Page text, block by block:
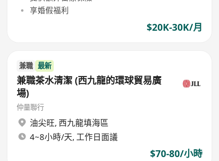
享婚假福利
$20K-30K/月
兼職 最新
兼職茶水清潔 (西九龍的環球貿易廣
場)
仲量聯行
油尖旺, 西九龍填海區
4~8小時/天, 工作日面議
$70-80/小時